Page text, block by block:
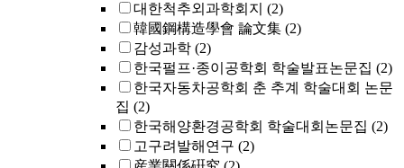
대한척추외과학회지 (2)
韓國鋼構造學會 論文集 (2)
감성과학 (2)
한국펄프·종이공학회 학술발표논문집 (2)
한국자동차공학회 춘 추계 학술대회 논문
집 (2)
한국해양환경공학회 학술대회논문집 (2)
고구려발해연구 (2)